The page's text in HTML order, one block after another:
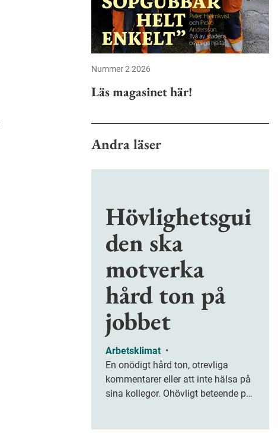
Nummer 2 2026
Läs magasinet här!
Andra läser
Hövlighetsgui
den ska
motverka
hård ton på
jobbet
Arbetsklimat •
En onödigt hård ton, otrevliga
kommentarer eller att inte hälsa på
sina kollegor. Ohövligt beteende på